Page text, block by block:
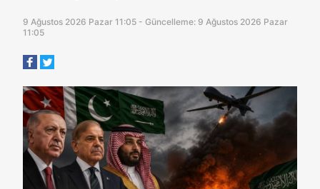
9 Ağustos 2026 Pazar 11:05 - Güncelleme: 9 Ağustos 2026 Pazar
11:05